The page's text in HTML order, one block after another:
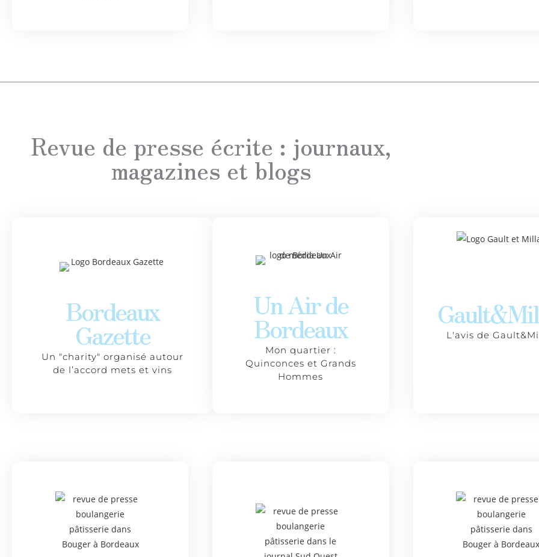
Revue de presse écrite : journaux,
magazines et blogs
Bordeaux
Gazette
Un "charity" organisé autour
de l’accord mets et vins
Un Air de
Bordeaux
Mon quartier :
Quinconces et Grands
Hommes
L'avis de